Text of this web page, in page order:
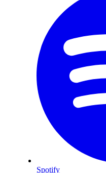
Spotify